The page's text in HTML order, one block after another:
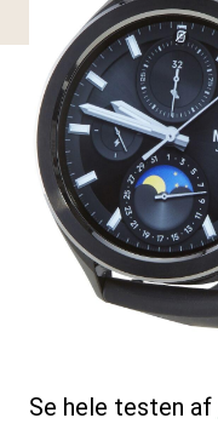
Se hele testen af